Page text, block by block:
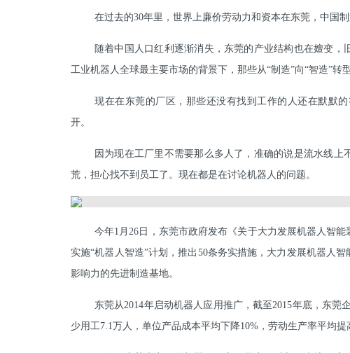
在过去的30年里，世界上廉价劳动力和资本在东莞，中国
随着中国人口红利逐渐消失，东莞的产业结构也在嬗变
工业机器人全球最主要市场的背景下，那些从“制造”向“智造”转
现在在东莞的厂区，那些还没有找到工作的人还在默默
开。
因为现在工厂里不需要那么多人了，准确的说是流水线
荒，担心找不到员工了。现在都是在讨论机器人的问题。
今年1月26日，东莞市政府发布《关于大力发展机器人智
实施“机器人智造”计划，推出50条务实措施，大力发展机器人
影响力的先进制造基地。
东莞从2014年启动机器人应用推广，截至2015年底，东莞
少用工7.1万人，单位产品成本平均下降10%，劳动生产率平均提